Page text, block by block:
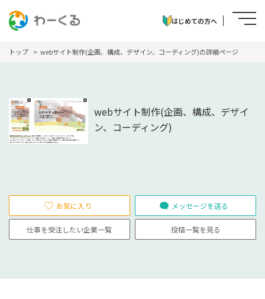
はじめての方へ
トップ webサイト制作(企画、構成、デザイン、コーディング)の詳細ページ
webサイト制作(企画、構成、デザイ
ン、コーディング)
お気に入り メッセージを送る
仕事を受注したい企業一覧 投稿一覧を見る